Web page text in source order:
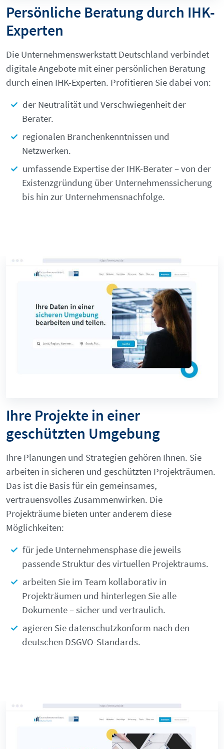
Persönliche Beratung durch IHK-
Experten
Die Unternehmenswerkstatt Deutschland verbindet
digitale Angebote mit einer persönlichen Beratung
durch einen IHK-Experten. Profitieren Sie dabei von:
der Neutralität und Verschwiegenheit der
Berater.
regionalen Branchenkenntnissen und
Netzwerken.
umfassende Expertise der IHK-Berater – von der
Existenzgründung über Unternehmenssicherung
bis hin zur Unternehmensnachfolge.
Ihre Projekte in einer
geschützten Umgebung
Ihre Planungen und Strategien gehören Ihnen. Sie
arbeiten in sicheren und geschützten Projekträumen.
Das ist die Basis für ein gemeinsames,
vertrauensvolles Zusammenwirken. Die
Projekträume bieten unter anderem diese
Möglichkeiten:
für jede Unternehmensphase die jeweils
passende Struktur des virtuellen Projektraums.
arbeiten Sie im Team kollaborativ in
Projekträumen und hinterlegen Sie alle
Dokumente – sicher und vertraulich.
agieren Sie datenschutzkonform nach den
deutschen DSGVO-Standards.